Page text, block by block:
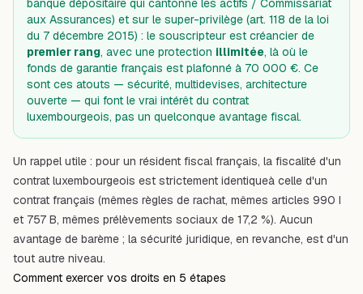
banque dépositaire qui cantonne les actifs / Commissariat
aux Assurances) et sur le super-privilège (art. 118 de la loi
du 7 décembre 2015) : le souscripteur est créancier de
premier rang, avec une protection illimitée, là où le
fonds de garantie français est plafonné à 70 000 €. Ce
sont ces atouts — sécurité, multidevises, architecture
ouverte — qui font le vrai intérêt du contrat
luxembourgeois, pas un quelconque avantage fiscal.
Un rappel utile : pour un résident fiscal français, la fiscalité d'un
contrat luxembourgeois est strictement identiqueà celle d'un
contrat français (mêmes règles de rachat, mêmes articles 990 I
et 757 B, mêmes prélèvements sociaux de 17,2 %). Aucun
avantage de barème ; la sécurité juridique, en revanche, est d'un
tout autre niveau.
Comment exercer vos droits en 5 étapes